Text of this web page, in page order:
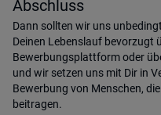
Abschluss
Dann sollten wir uns
Deinen Lebenslauf bevorzugt
Bewerbungsplattform oder
und wir setzen uns mit Dir in
Bewerbung von Menschen,
beitragen.